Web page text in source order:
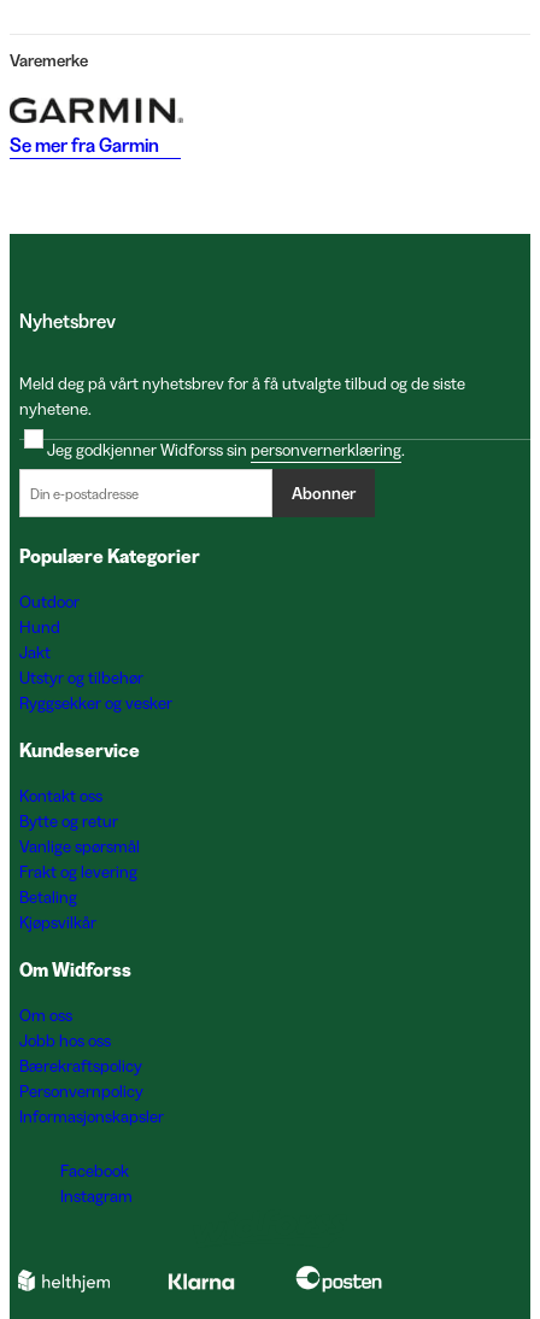
Varemerke
Se mer fraGarmin
Nyhetsbrev
Meld deg på vårt nyhetsbrev for å få utvalgte tilbud og de siste
nyhetene.
Jeg godkjenner Widforss sin personvernerklæring.
Abonner
Populære Kategorier
Outdoor
Hund
Jakt
Utstyr og tilbehør
Ryggsekker og vesker
Kundeservice
Kontakt oss
Bytte og retur
Vanlige spørsmål
Frakt og levering
Betaling
Kjøpsvilkår
Om Widforss
Om oss
Jobb hos oss
Bærekraftspolicy
Personvernpolicy
Informasjonskapsler
Facebook
Instagram